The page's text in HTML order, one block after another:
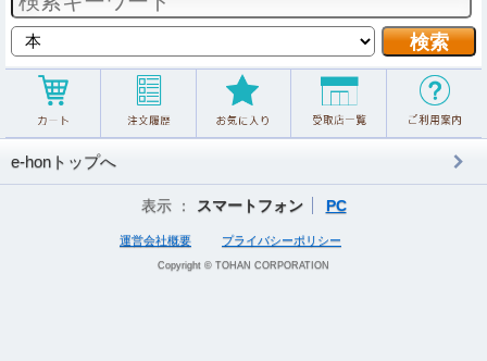
e-honトップへ
表示 ： スマートフォン PC
運営会社概要 プライバシーポリシー
Copyright © TOHAN CORPORATION